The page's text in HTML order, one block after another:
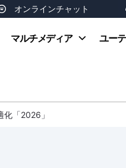
オンラインチャット
マルチメディア ユー
「2026」